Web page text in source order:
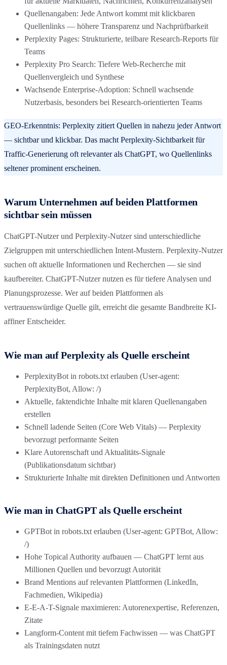
Quellenangaben: Jede Antwort kommt mit klickbaren
Quellenlinks — höhere Transparenz und Nachprüfbarkeit
Perplexity Pages: Strukturierte, teilbare Research-Reports für
Teams
Perplexity Pro Search: Tiefere Web-Recherche mit
Quellenvergleich und Synthese
Wachsende Enterprise-Adoption: Schnell wachsende
Nutzerbasis, besonders bei Research-orientierten Teams
GEO-Erkenntnis: Perplexity zitiert Quellen in nahezu jeder Antwort
— sichtbar und klickbar. Das macht Perplexity-Sichtbarkeit für
Traffic-Generierung oft relevanter als ChatGPT, wo Quellenlinks
seltener prominent erscheinen.
Warum Unternehmen auf beiden Plattformen
sichtbar sein müssen
ChatGPT-Nutzer und Perplexity-Nutzer sind unterschiedliche
Zielgruppen mit unterschiedlichen Intent-Mustern. Perplexity-Nutzer
suchen oft aktuelle Informationen und Recherchen — sie sind
kaufbereiter. ChatGPT-Nutzer nutzen es für tiefere Analysen und
Planungsprozesse. Wer auf beiden Plattformen als
vertrauenswürdige Quelle gilt, erreicht die gesamte Bandbreite KI-
affiner Entscheider.
Wie man auf Perplexity als Quelle erscheint
PerplexityBot in robots.txt erlauben (User-agent:
PerplexityBot, Allow: /)
Aktuelle, faktendichte Inhalte mit klaren Quellenangaben
erstellen
Schnell ladende Seiten (Core Web Vitals) — Perplexity
bevorzugt performante Seiten
Klare Autorenschaft und Aktualitäts-Signale
(Publikationsdatum sichtbar)
Strukturierte Inhalte mit direkten Definitionen und Antworten
Wie man in ChatGPT als Quelle erscheint
GPTBot in robots.txt erlauben (User-agent: GPTBot, Allow:
/)
Hohe Topical Authority aufbauen — ChatGPT lernt aus
Millionen Quellen und bevorzugt Autorität
Brand Mentions auf relevanten Plattformen (LinkedIn,
Fachmedien, Wikipedia)
E-E-A-T-Signale maximieren: Autorenexpertise, Referenzen,
Zitate
Langform-Content mit tiefem Fachwissen — was ChatGPT
als Trainingsdaten nutzt